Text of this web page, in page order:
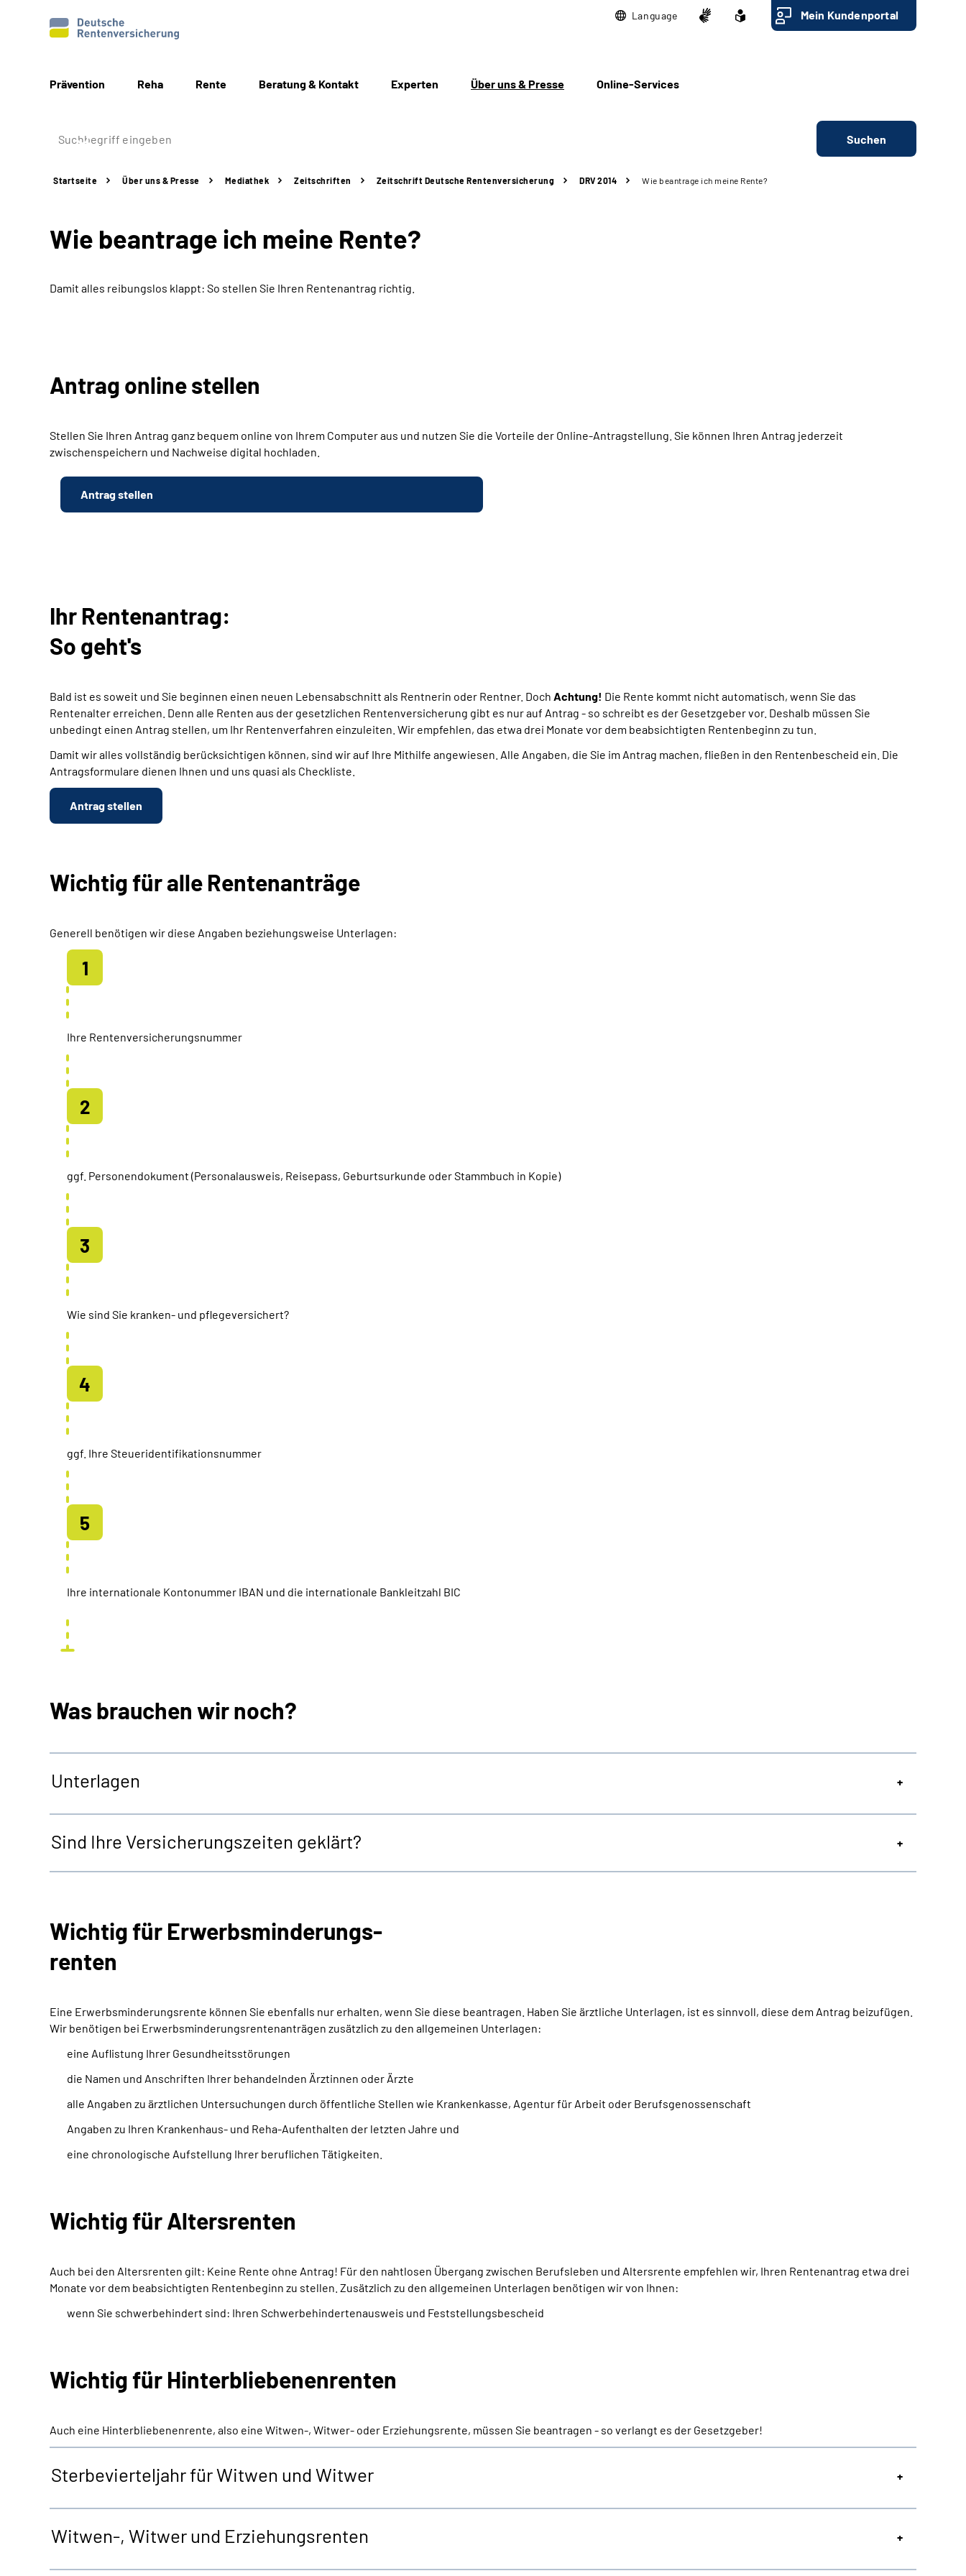
Language Mein Kundenportal
Prävention Reha Rente Beratung & Kontakt Experten Über uns & Presse Online-Services
Suchen
Startseite Über uns & Presse Mediathek Zeitschriften Zeitschrift Deutsche Rentenversicherung DRV 2014 Wie beantrage ich meine Rente?
Wie beantrage ich meine Rente?
Damit alles reibungslos klappt: So stellen Sie Ihren Rentenantrag richtig.
Antrag online stellen
Stellen Sie Ihren Antrag ganz bequem online von Ihrem Computer aus und nutzen Sie die Vorteile der Online-Antragstellung. Sie können Ihren Antrag jederzeit
zwischenspeichern und Nachweise digital hochladen.
Antrag stellen
Ihr Rentenantrag:
So geht's
Bald ist es soweit und Sie beginnen einen neuen Lebensabschnitt als Rentnerin oder Rentner. Doch Achtung! Die Rente kommt nicht automatisch, wenn Sie das
Rentenalter erreichen. Denn alle Renten aus der gesetzlichen Rentenversicherung gibt es nur auf Antrag - so schreibt es der Gesetzgeber vor. Deshalb müssen Sie
unbedingt einen Antrag stellen, um Ihr Rentenverfahren einzuleiten. Wir empfehlen, das etwa drei Monate vor dem beabsichtigten Rentenbeginn zu tun.
Damit wir alles vollständig berücksichtigen können, sind wir auf Ihre Mithilfe angewiesen. Alle Angaben, die Sie im Antrag machen, fließen in den Rentenbescheid ein. Die
Antragsformulare dienen Ihnen und uns quasi als Checkliste.
Antrag stellen
Wichtig für alle Rentenanträge
Generell benötigen wir diese Angaben beziehungsweise Unterlagen:
Ihre Rentenversicherungsnummer
ggf. Personendokument (Personalausweis, Reisepass, Geburtsurkunde oder Stammbuch in Kopie)
Wie sind Sie kranken- und pflegeversichert?
ggf. Ihre Steueridentifikationsnummer
Ihre internationale Kontonummer IBAN und die internationale Bankleitzahl BIC
Was brauchen wir noch?
Unterlagen
Sind Ihre Versicherungszeiten geklärt?
Wichtig für Erwerbsminderungs-
renten
Eine Erwerbsminderungsrente können Sie ebenfalls nur erhalten, wenn Sie diese beantragen. Haben Sie ärztliche Unterlagen, ist es sinnvoll, diese dem Antrag beizufügen.
Wir benötigen bei Erwerbsminderungsrentenanträgen zusätzlich zu den allgemeinen Unterlagen:
eine Auflistung Ihrer Gesundheitsstörungen
die Namen und Anschriften Ihrer behandelnden Ärztinnen oder Ärzte
alle Angaben zu ärztlichen Untersuchungen durch öffentliche Stellen wie Krankenkasse, Agentur für Arbeit oder Berufsgenossenschaft
Angaben zu Ihren Krankenhaus- und Reha-Aufenthalten der letzten Jahre und
eine chronologische Aufstellung Ihrer beruflichen Tätigkeiten.
Wichtig für Altersrenten
Auch bei den Altersrenten gilt: Keine Rente ohne Antrag! Für den nahtlosen Übergang zwischen Berufsleben und Altersrente empfehlen wir, Ihren Rentenantrag etwa drei
Monate vor dem beabsichtigten Rentenbeginn zu stellen. Zusätzlich zu den allgemeinen Unterlagen benötigen wir von Ihnen:
wenn Sie schwerbehindert sind: Ihren Schwerbehindertenausweis und Feststellungsbescheid
Wichtig für Hinterbliebenenrenten
Auch eine Hinterbliebenenrente, also eine Witwen-, Witwer- oder Erziehungsrente, müssen Sie beantragen - so verlangt es der Gesetzgeber!
Sterbevierteljahr für Witwen und Witwer
Witwen-, Witwer und Erziehungsrenten